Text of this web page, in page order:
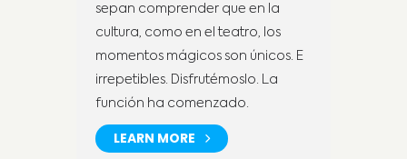
sepan comprender que en la
cultura, como en el teatro, los
momentos mágicos son únicos. E
irrepetibles. Disfrutémoslo. La
función ha comenzado.
LEARN MORE